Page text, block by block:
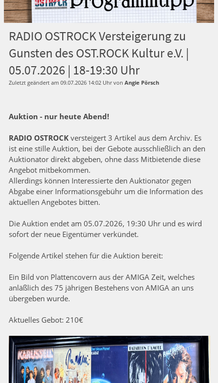
RADIO OSTROCK Versteigerung zu
Gunsten des OST.ROCK Kultur e.V. |
05.07.2026 | 18-19:30 Uhr
Zuletzt geändert am 09.07.2026 14:02 Uhr von Angie Pörsch
Auktion - nur heute Abend!
RADIO OSTROCK versteigert 3 Artikel aus dem Archiv. Es
ist eine stille Auktion, bei der Gebote ausschließlich an den
Auktionator direkt abgeben, ohne dass Mitbietende diese
Angebot mitbekommen.
Allerdings können Interessierte den Auktionator gegen
Abgabe einer Informationsgebühr um die Information des
aktuellen Angebotes bitten.
Die Auktion endet am 05.07.2026, 19:30 Uhr und es wird
sofort der neue Eigentümer verkündet.
Folgende Artikel stehen für die Auktion bereit:
Ein Bild von Plattencovern aus der AMIGA Zeit, welches
anläßlich des 75 jährigen Bestehens von AMIGA an uns
übergeben wurde.
Aktuelles Gebot: 210€